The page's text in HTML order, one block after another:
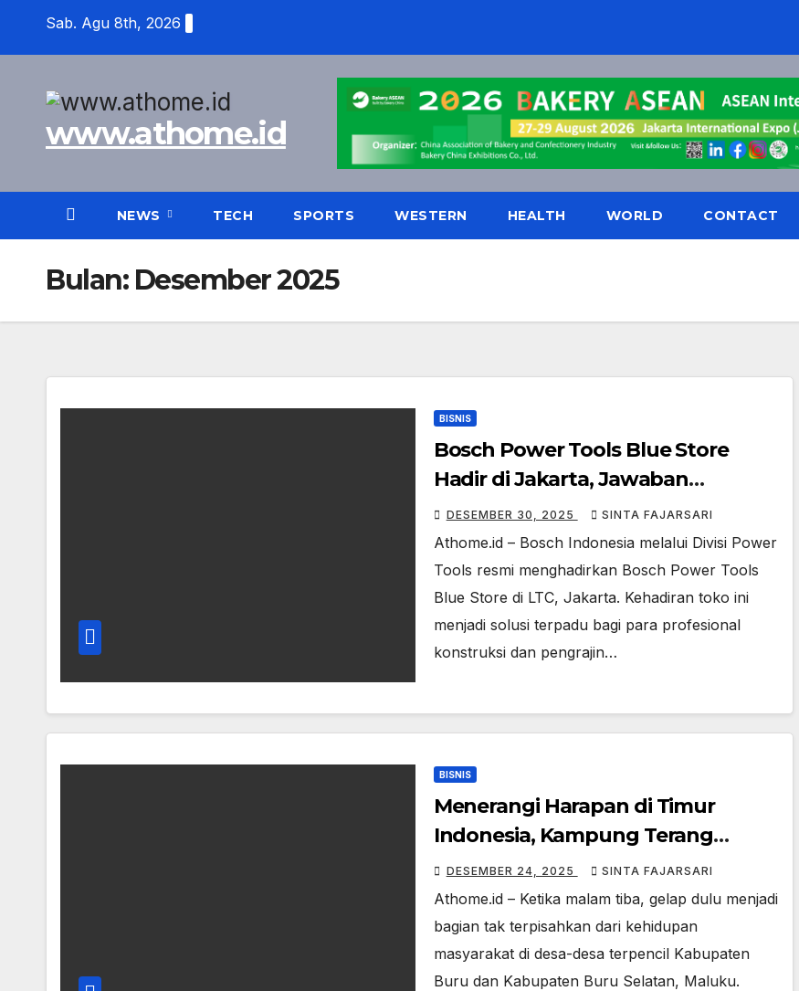
Sab. Agu 8th, 2026
www.athome.id
NEWS TECH SPORTS WESTERN HEALTH WORLD CONTACT
Bulan: Desember 2025
BISNIS
Bosch Power Tools Blue Store
Hadir di Jakarta, Jawaban
Kebutuhan Profesional Konstruksi
dan Manufaktur
DESEMBER 30, 2025 SINTA FAJARSARI
Athome.id – Bosch Indonesia melalui Divisi Power
Tools resmi menghadirkan Bosch Power Tools
Blue Store di LTC, Jakarta. Kehadiran toko ini
menjadi solusi terpadu bagi para profesional
konstruksi dan pengrajin…
BISNIS
Menerangi Harapan di Timur
Indonesia, Kampung Terang
Hemat Energi Ubah Wajah Desa di
Maluku
DESEMBER 24, 2025 SINTA FAJARSARI
Athome.id – Ketika malam tiba, gelap dulu menjadi
bagian tak terpisahkan dari kehidupan
masyarakat di desa-desa terpencil Kabupaten
Buru dan Kabupaten Buru Selatan, Maluku.